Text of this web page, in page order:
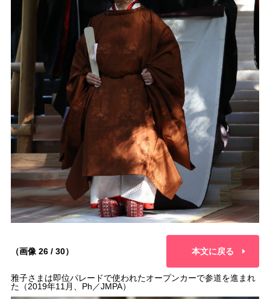
（画像 26 / 30） 本文に戻る
雅子さまは即位パレードで使われたオープンカーで参道を進まれ
た（2019年11月、Ph／JMPA）